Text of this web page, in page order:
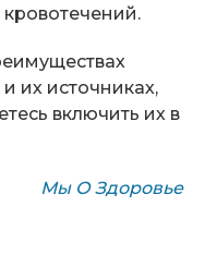
их источниках,
включить их в
Мы О Здоровье